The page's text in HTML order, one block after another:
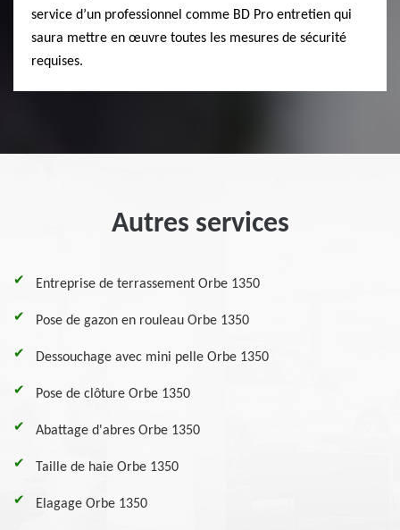
service d’un professionnel comme BD Pro entretien qui
saura mettre en œuvre toutes les mesures de sécurité
requises.
Autres services
Entreprise de terrassement Orbe 1350
Pose de gazon en rouleau Orbe 1350
Dessouchage avec mini pelle Orbe 1350
Pose de clôture Orbe 1350
Abattage d'abres Orbe 1350
Taille de haie Orbe 1350
Elagage Orbe 1350